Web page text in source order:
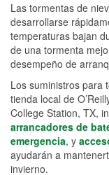
Las tormentas de
desarrollarse
temperaturas bajan
de una tormenta
desempeño de
Los suministros para
tienda local de
College Station, TX,
arrancadores de
emergencia, y
ayudarán a
invierno.